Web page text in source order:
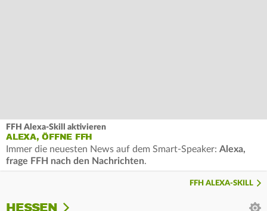
FFH Alexa-Skill aktivieren
ALEXA, ÖFFNE FFH
Immer die neuesten News auf dem Smart-Speaker: Alexa,
frage FFH nach den Nachrichten.
FFH ALEXA-SKILL
HESSEN